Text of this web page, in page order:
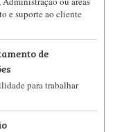
e suporte ao cliente
de
para trabalhar